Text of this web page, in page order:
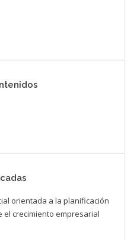
orientada a la planificación
crecimiento empresarial